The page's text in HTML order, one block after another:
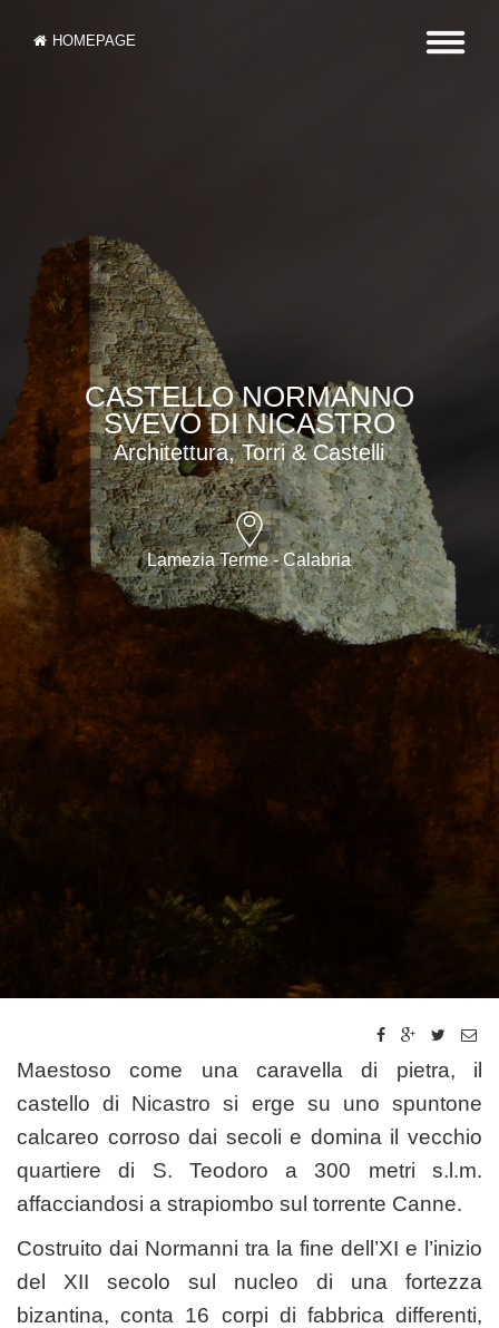
HOMEPAGE
CASTELLO NORMANNO
SVEVO DI NICASTRO
Architettura, Torri & Castelli
Lamezia Terme - Calabria
Maestoso come una caravella di pietra, il
castello di Nicastro si erge su uno spuntone
calcareo corroso dai secoli e domina il vecchio
quartiere di S. Teodoro a 300 metri s.l.m.
affacciandosi a strapiombo sul torrente Canne.
Costruito dai Normanni tra la fine dell’XI e l’inizio
del XII secolo sul nucleo di una fortezza
bizantina, conta 16 corpi di fabbrica differenti,